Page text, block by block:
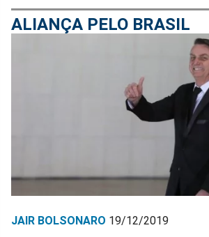
ALIANÇA PELO BRASIL
JAIR BOLSONARO 19/12/2019